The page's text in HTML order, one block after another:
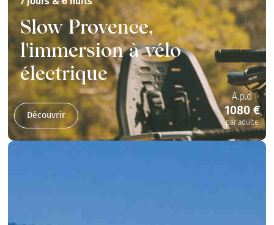
Slow Provence,
l'immersion à vélo
électrique
Découvrir
A.p.d
1080 €
par adulte